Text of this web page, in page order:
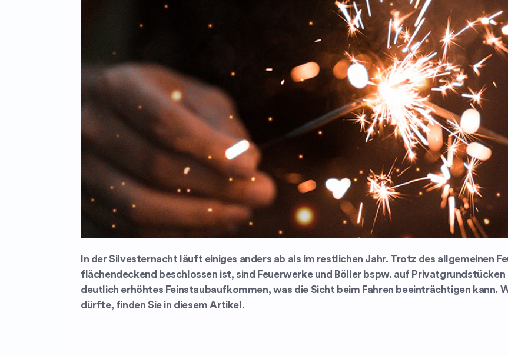
In der Silvesternacht läuft einiges anders ab als im restlichen Jahr. Trotz des allgemeinen
flächendeckend beschlossen ist, sind Feuerwerke und Böller bspw. auf
deutlich erhöhtes Feinstaubaufkommen, was die Sicht beim Fahren beeinträchtigen kann.
dürfte, finden Sie in diesem Artikel.